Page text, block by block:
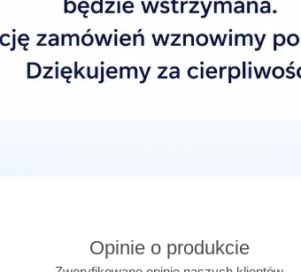
jakby stworzony do noszenia latem,
aromatem.
Opinie o produkcie